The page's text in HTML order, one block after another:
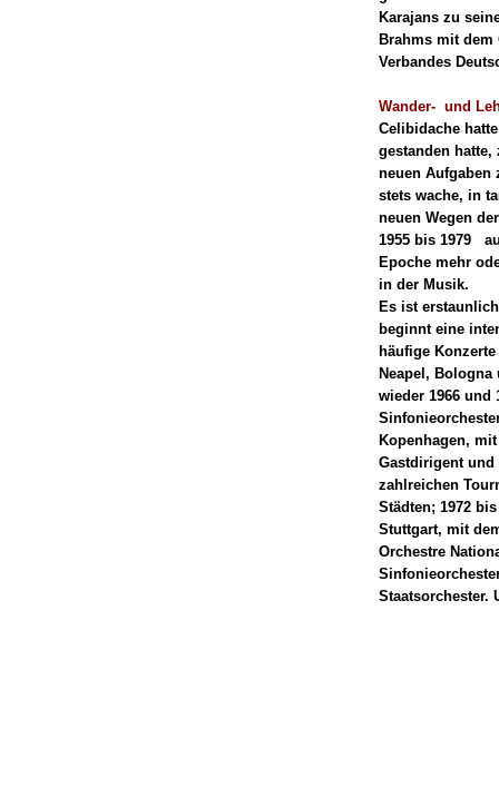
Karajans zu
Brahms mit
Verbandes
Wander- und
Celibidache
gestanden
neuen Aufgaben
stets wache, in
neuen Wegen
1955 bis 1979
Epoche mehr
in der Musik.
Es ist
beginnt eine
häufige
Neapel,
wieder 1966 und
Kopenhagen,
Gastdirigent
zahlreichen
Städten; 1972
Stuttgart, mit
Orchestre
Staatsorchester.